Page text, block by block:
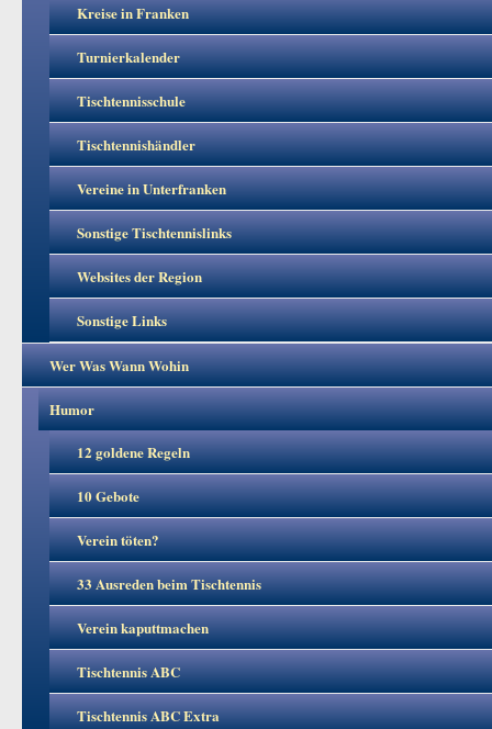
Kreise in Franken
Turnierkalender
Tischtennisschule
Tischtennishändler
Vereine in Unterfranken
Sonstige Tischtennislinks
Websites der Region
Sonstige Links
Wer Was Wann Wohin
Humor
12 goldene Regeln
10 Gebote
Verein töten?
33 Ausreden beim Tischtennis
Verein kaputtmachen
Tischtennis ABC
Tischtennis ABC Extra